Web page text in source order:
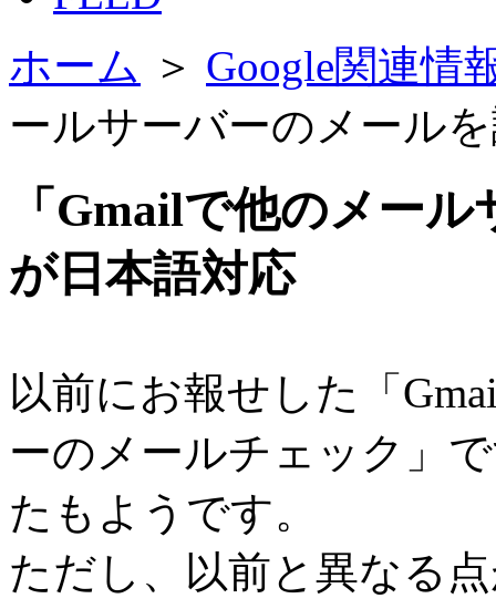
ホーム ＞ Google関連情
ールサーバーのメール
「Gmailで他のメー
が日本語対応
以前にお報せした「
ーのメールチェック」
たもようです。
ただし、以前と異なる